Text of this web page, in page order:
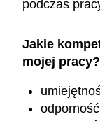
podczas
Jakie
mojej pracy?